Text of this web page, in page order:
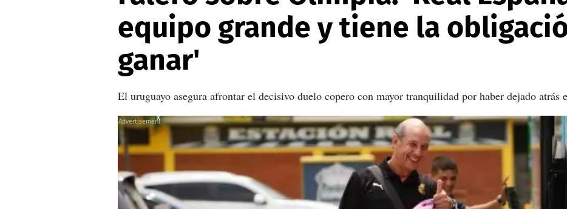
equipo grande y tiene la
ganar'
El uruguayo asegura afrontar el decisivo duelo copero con mayor tranquilidad por haber dejado atrás
X
X